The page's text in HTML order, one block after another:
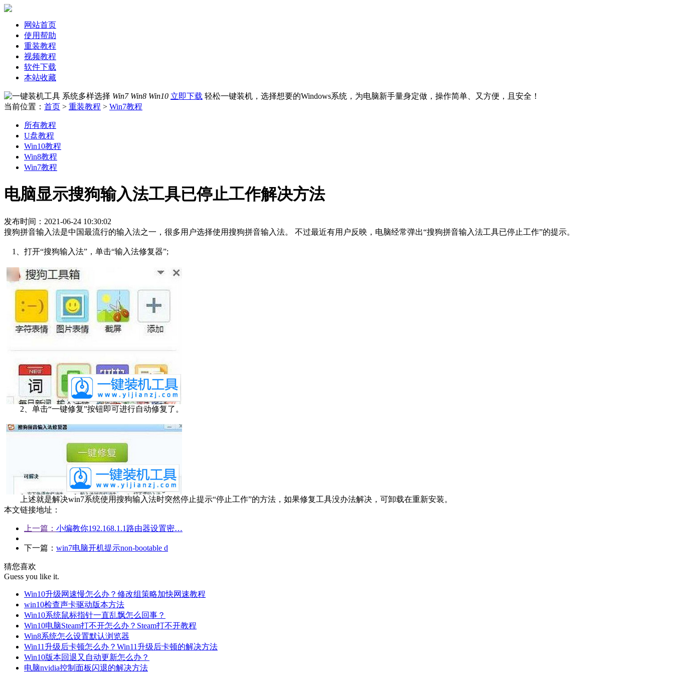
网站首页
使用帮助
重装教程
视频教程
软件下载
本站收藏
系统多样选择 Win7 Win8 Win10 立即下载 轻松一键装机，选择想要的Windows系统，为电脑新手量身定做，操作简单、又方便，且安全！
当前位置： 首页 > 重装教程 > Win7教程
所有教程
U盘教程
Win10教程
Win8教程
Win7教程
电脑显示搜狗输入法工具已停止工作解决方法
发布时间：2021-06-24 10:30:02
搜狗拼音输入法是中国最流行的输入法之一，很多用户选择使用搜狗拼音输入法。 不过最近有用户反映，电脑经常弹出“搜狗拼音输入法工具已停止工作”的提示。
1、打开“搜狗输入法”，单击“输入法修复器”;
2、单击“一键修复”按钮即可进行自动修复了。
上述就是解决win7系统使用搜狗输入法时突然停止提示“停止工作”的方法，如果修复工具没办法解决，可卸载在重新安装。
本文链接地址：
上一篇： 小编教你192.168.1.1路由器设置密…
下一篇： win7电脑开机提示non-bootable d
猜您喜欢
Guess you like it.
Win10升级网速慢怎么办？修改组策略加快网速教程
win10检查声卡驱动版本方法
Win10系统鼠标指针一直乱飘怎么回事？
Win10电脑Steam打不开怎么办？Steam打不开教程
Win8系统怎么设置默认浏览器
Win11升级后卡顿怎么办？Win11升级后卡顿的解决方法
Win10版本回退又自动更新怎么办？
电脑nvidia控制面板闪退的解决方法